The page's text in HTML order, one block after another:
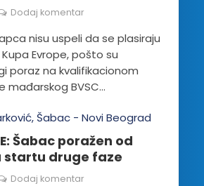
Dodaj komentar
nisu uspeli da se plasiraju
Evrope, pošto su
poraz na kvalifikacionom
mađarskog BVSC...
Šabac poražen od
startu druge faze
Dodaj komentar